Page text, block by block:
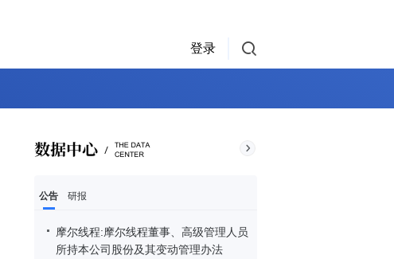
登录
公告 研报
摩尔线程:摩尔线程董事、高级管理人员
所持本公司股份及其变动管理办法